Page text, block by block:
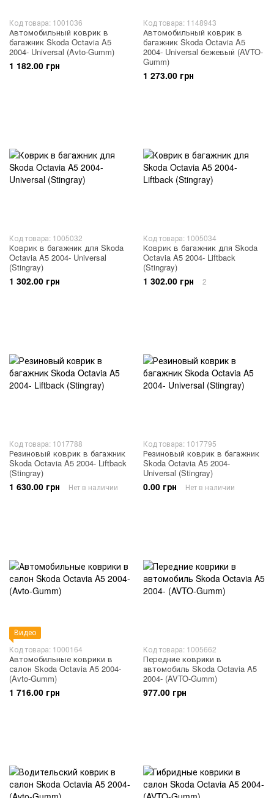
Код товара: 1001036
Автомобильный коврик в
багажник Skoda Octavia A5
2004- Universal (Avto-Gumm)
1 182.00 грн
Код товара: 1148943
Автомобильный коврик в
багажник Skoda Octavia A5
2004- Universal бежевый (AVTO-
Gumm)
1 273.00 грн
Код товара: 1005032
Коврик в багажник для Skoda
Octavia A5 2004- Universal
(Stingray)
1 302.00 грн
Код товара: 1005034
Коврик в багажник для Skoda
Octavia A5 2004- Liftback
(Stingray)
1 302.00 грн 2
Код товара: 1017788
Резиновый коврик в багажник
Skoda Octavia A5 2004- Liftback
(Stingray)
1 630.00 грн Нет в наличии
Код товара: 1017795
Резиновый коврик в багажник
Skoda Octavia A5 2004-
Universal (Stingray)
0.00 грн Нет в наличии
Видео
Код товара: 1000164
Автомобильные коврики в
салон Skoda Octavia A5 2004-
(Avto-Gumm)
1 716.00 грн
Код товара: 1005662
Передние коврики в
автомобиль Skoda Octavia A5
2004- (AVTO-Gumm)
977.00 грн